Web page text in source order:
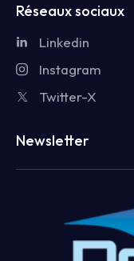
Réseaux sociaux
Linkedin
Instagram
Twitter-X
Newsletter